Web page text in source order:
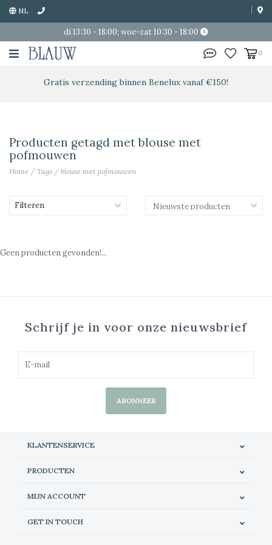
NL
di 13:30 - 18:00; woe-zat 10:30 - 18:00
0
Gratis verzending binnen Benelux vanaf €150!
Producten getagd met blouse met
pofmouwen
Home / Tags / blouse met pofmouwen
Filteren
Geen producten gevonden!...
Schrijf je in voor onze nieuwsbrief
ABONNEER
KLANTENSERVICE
PRODUCTEN
MIJN ACCOUNT
GET IN TOUCH